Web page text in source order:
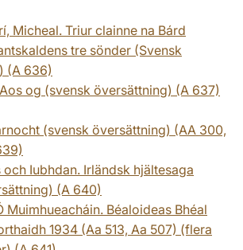
Micheal. Triur clainne na Bárd
tre sönder (Svensk
(A 636)
og (svensk översättning) (A 637)
(svensk översättning) (AA 300,
och Iubhdan. Irländsk hjältesaga
(A 640)
Muimhueacháin. Béaloideas Bhéal
1934 (Aa 513, Aa 507) (flera